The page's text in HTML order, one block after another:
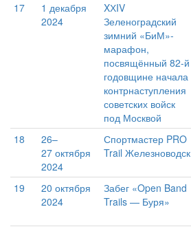
17
1 декабря
2024
XХIV
Зеленоградский
зимний «БиМ»-
марафон,
посвящённый 82-й
годовщине начала
контрнаступления
советских войск
под Москвой
18
26–
27 октября
2024
Спортмастер PRO
Trail Железноводск
19
20 октября
2024
Забег «Open Band
Trails — Буря»